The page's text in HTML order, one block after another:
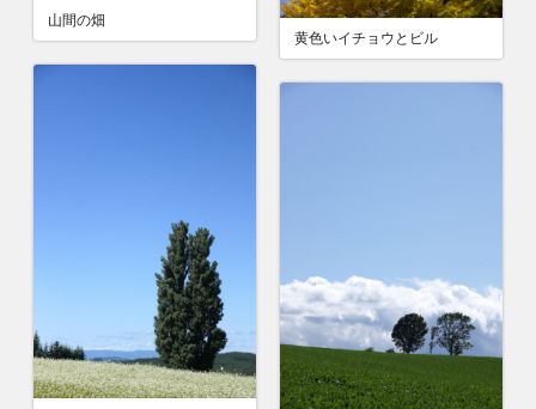
山間の畑
黄色いイチョウとビル